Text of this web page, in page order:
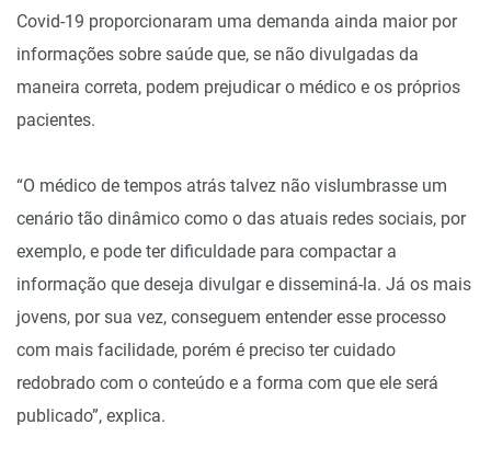
Covid-19 proporcionaram uma demanda ainda maior por
informações sobre saúde que, se não divulgadas da
maneira correta, podem prejudicar o médico e os próprios
pacientes.
“O médico de tempos atrás talvez não vislumbrasse um
cenário tão dinâmico como o das atuais redes sociais, por
exemplo, e pode ter dificuldade para compactar a
informação que deseja divulgar e disseminá-la. Já os mais
jovens, por sua vez, conseguem entender esse processo
com mais facilidade, porém é preciso ter cuidado
redobrado com o conteúdo e a forma com que ele será
publicado”, explica.